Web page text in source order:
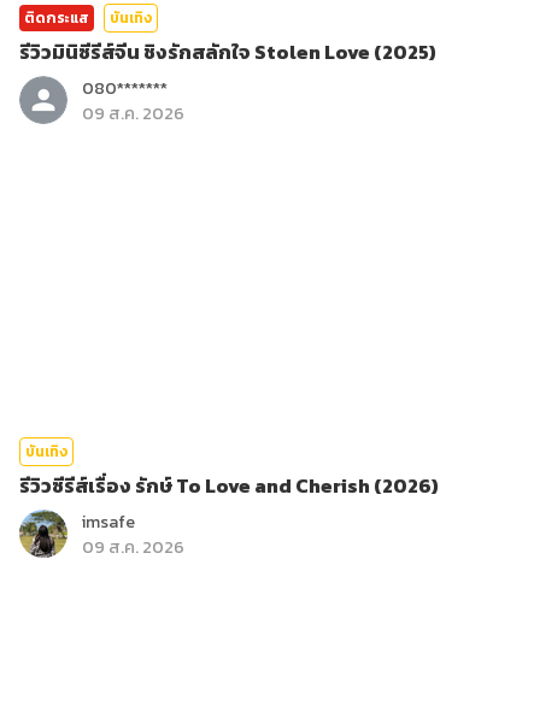
ติดกระแส บันเทิง
รีวิวมินิซีรีส์จีน ชิงรักสลักใจ Stolen Love (2025)
080*******
09 ส.ค. 2026
บันเทิง
รีวิวซีรีส์เรื่อง รักษ์ To Love and Cherish (2026)
imsafe
09 ส.ค. 2026